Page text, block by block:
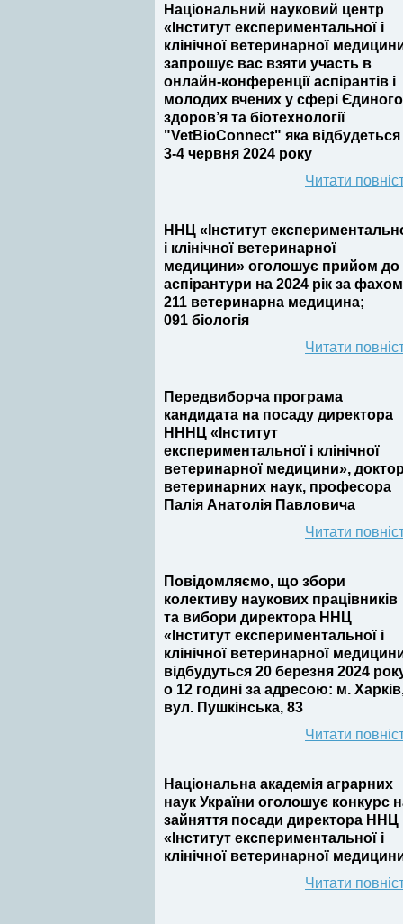
Національний науковий центр
«Інститут експериментальної і
клінічної ветеринарної
запрошує вас взяти участь в
онлайн-конференції аспірантів і
молодих вчених у сфері Єдиного
здоров’я та біотехнології
"VetBioConnect" яка відбудеться
3-4 червня 2024 року
Читати
ННЦ «Інститут
і клінічної ветеринарної
медицини» оголошує прийом до
аспірантури на 2024 рік за
211 ветеринарна медицина;
091 біологія
Читати
Передвиборча програма
кандидата на посаду директора
НННЦ «Інститут
експериментальної і клінічної
ветеринарної медицини»,
ветеринарних наук, професора
Палія Анатолія Павловича
Читати
Повідомляємо, що збори
колективу наукових працівників
та вибори директора ННЦ
«Інститут експериментальної і
клінічної ветеринарної
відбудуться 20 березня 2024
о 12 годині за адресою: м.
вул. Пушкінська, 83
Читати
Національна академія аграрних
наук України оголошує конкурс
зайняття посади директора ННЦ
«Інститут експериментальної і
клінічної ветеринарної
Читати